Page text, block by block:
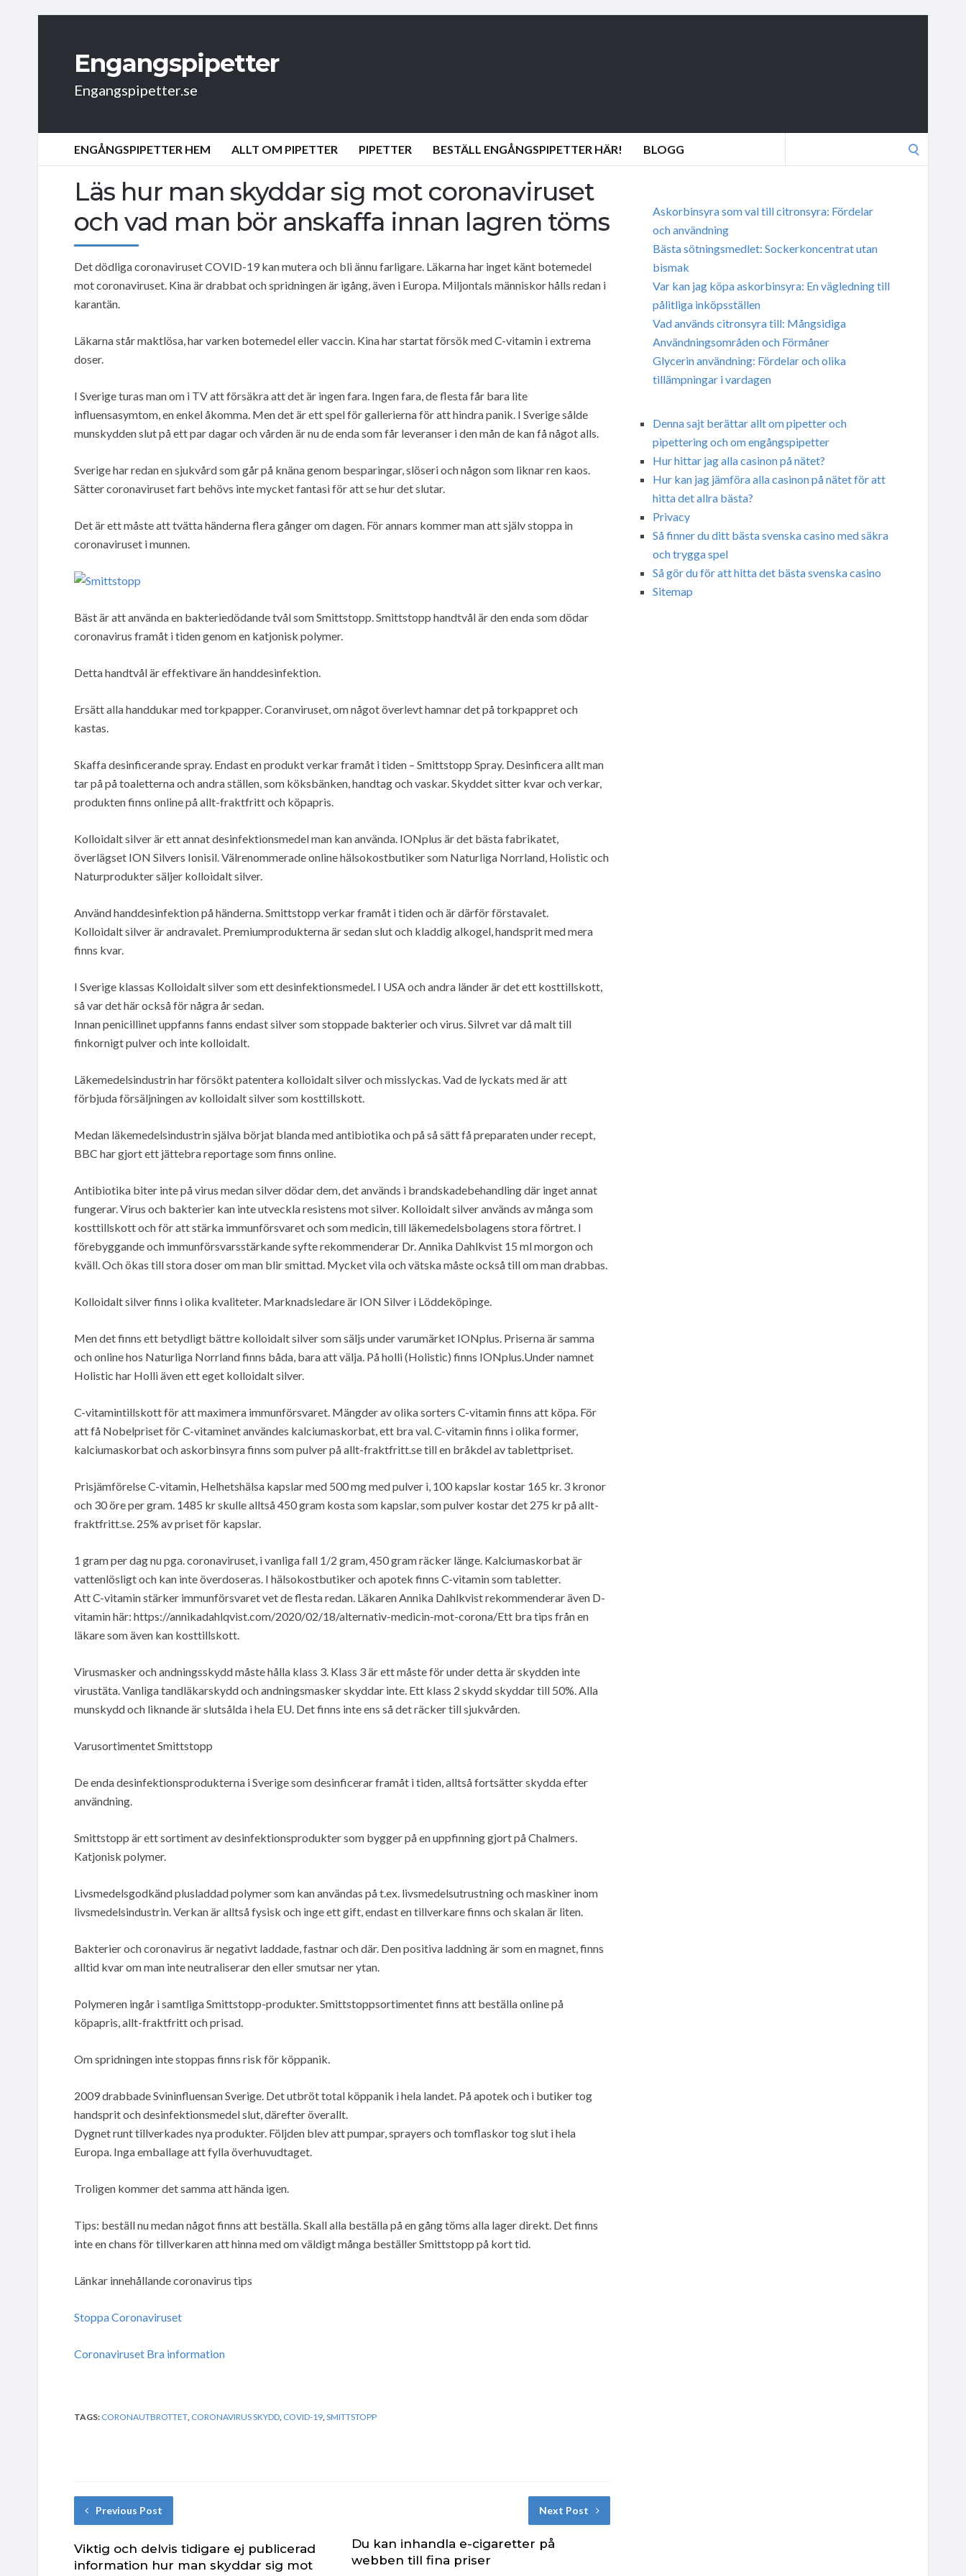
Engangspipetter
Engangspipetter.se
ENGÅNGSPIPETTER HEM ALLT OM PIPETTER PIPETTER BESTÄLL ENGÅNGSPIPETTER HÄR! BLOGG
Läs hur man skyddar sig mot coronaviruset
och vad man bör anskaffa innan lagren töms
Det dödliga coronaviruset COVID-19 kan mutera och bli ännu farligare. Läkarna har inget känt botemedel
mot coronaviruset. Kina är drabbat och spridningen är igång, även i Europa. Miljontals människor hålls redan i
karantän.
Läkarna står maktlösa, har varken botemedel eller vaccin. Kina har startat försök med C-vitamin i extrema
doser.
I Sverige turas man om i TV att försäkra att det är ingen fara. Ingen fara, de flesta får bara lite
influensasymtom, en enkel åkomma. Men det är ett spel för gallerierna för att hindra panik. I Sverige sålde
munskydden slut på ett par dagar och vården är nu de enda som får leveranser i den mån de kan få något alls.
Sverige har redan en sjukvård som går på knäna genom besparingar, slöseri och någon som liknar ren kaos.
Sätter coronaviruset fart behövs inte mycket fantasi för att se hur det slutar.
Det är ett måste att tvätta händerna flera gånger om dagen. För annars kommer man att själv stoppa in
coronaviruset i munnen.
Bäst är att använda en bakteriedödande tvål som Smittstopp. Smittstopp handtvål är den enda som dödar
coronavirus framåt i tiden genom en katjonisk polymer.
Detta handtvål är effektivare än handdesinfektion.
Ersätt alla handdukar med torkpapper. Coranviruset, om något överlevt hamnar det på torkpappret och
kastas.
Skaffa desinficerande spray. Endast en produkt verkar framåt i tiden – Smittstopp Spray. Desinficera allt man
tar på på toaletterna och andra ställen, som köksbänken, handtag och vaskar. Skyddet sitter kvar och verkar,
produkten finns online på allt-fraktfritt och köpapris.
Kolloidalt silver är ett annat desinfektionsmedel man kan använda. IONplus är det bästa fabrikatet,
överlägset ION Silvers Ionisil. Välrenommerade online hälsokostbutiker som Naturliga Norrland, Holistic och
Naturprodukter säljer kolloidalt silver.
Använd handdesinfektion på händerna. Smittstopp verkar framåt i tiden och är därför förstavalet.
Kolloidalt silver är andravalet. Premiumprodukterna är sedan slut och kladdig alkogel, handsprit med mera
finns kvar.
I Sverige klassas Kolloidalt silver som ett desinfektionsmedel. I USA och andra länder är det ett kosttillskott,
så var det här också för några år sedan.
Innan penicillinet uppfanns fanns endast silver som stoppade bakterier och virus. Silvret var då malt till
finkornigt pulver och inte kolloidalt.
Läkemedelsindustrin har försökt patentera kolloidalt silver och misslyckas. Vad de lyckats med är att
förbjuda försäljningen av kolloidalt silver som kosttillskott.
Medan läkemedelsindustrin själva börjat blanda med antibiotika och på så sätt få preparaten under recept,
BBC har gjort ett jättebra reportage som finns online.
Antibiotika biter inte på virus medan silver dödar dem, det används i brandskadebehandling där inget annat
fungerar. Virus och bakterier kan inte utveckla resistens mot silver. Kolloidalt silver används av många som
kosttillskott och för att stärka immunförsvaret och som medicin, till läkemedelsbolagens stora förtret. I
förebyggande och immunförsvarsstärkande syfte rekommenderar Dr. Annika Dahlkvist 15 ml morgon och
kväll. Och ökas till stora doser om man blir smittad. Mycket vila och vätska måste också till om man drabbas.
Kolloidalt silver finns i olika kvaliteter. Marknadsledare är ION Silver i Löddeköpinge.
Men det finns ett betydligt bättre kolloidalt silver som säljs under varumärket IONplus. Priserna är samma
och online hos Naturliga Norrland finns båda, bara att välja. På holli (Holistic) finns IONplus.Under namnet
Holistic har Holli även ett eget kolloidalt silver.
C-vitamintillskott för att maximera immunförsvaret. Mängder av olika sorters C-vitamin finns att köpa. För
att få Nobelpriset för C-vitaminet användes kalciumaskorbat, ett bra val. C-vitamin finns i olika former,
kalciumaskorbat och askorbinsyra finns som pulver på allt-fraktfritt.se till en bråkdel av tablettpriset.
Prisjämförelse C-vitamin, Helhetshälsa kapslar med 500 mg med pulver i, 100 kapslar kostar 165 kr. 3 kronor
och 30 öre per gram. 1485 kr skulle alltså 450 gram kosta som kapslar, som pulver kostar det 275 kr på allt-
fraktfritt.se. 25% av priset för kapslar.
1 gram per dag nu pga. coronaviruset, i vanliga fall 1/2 gram, 450 gram räcker länge. Kalciumaskorbat är
vattenlösligt och kan inte överdoseras. I hälsokostbutiker och apotek finns C-vitamin som tabletter.
Att C-vitamin stärker immunförsvaret vet de flesta redan. Läkaren Annika Dahlkvist rekommenderar även D-
vitamin här: https://annikadahlqvist.com/2020/02/18/alternativ-medicin-mot-corona/Ett bra tips från en
läkare som även kan kosttillskott.
Virusmasker och andningsskydd måste hålla klass 3. Klass 3 är ett måste för under detta är skydden inte
virustäta. Vanliga tandläkarskydd och andningsmasker skyddar inte. Ett klass 2 skydd skyddar till 50%. Alla
munskydd och liknande är slutsålda i hela EU. Det finns inte ens så det räcker till sjukvården.
Varusortimentet Smittstopp
De enda desinfektionsprodukterna i Sverige som desinficerar framåt i tiden, alltså fortsätter skydda efter
användning.
Smittstopp är ett sortiment av desinfektionsprodukter som bygger på en uppfinning gjort på Chalmers.
Katjonisk polymer.
Livsmedelsgodkänd plusladdad polymer som kan användas på t.ex. livsmedelsutrustning och maskiner inom
livsmedelsindustrin. Verkan är alltså fysisk och inge ett gift, endast en tillverkare finns och skalan är liten.
Bakterier och coronavirus är negativt laddade, fastnar och där. Den positiva laddning är som en magnet, finns
alltid kvar om man inte neutraliserar den eller smutsar ner ytan.
Polymeren ingår i samtliga Smittstopp-produkter. Smittstoppsortimentet finns att beställa online på
köpapris, allt-fraktfritt och prisad.
Om spridningen inte stoppas finns risk för köppanik.
2009 drabbade Svininfluensan Sverige. Det utbröt total köppanik i hela landet. På apotek och i butiker tog
handsprit och desinfektionsmedel slut, därefter överallt.
Dygnet runt tillverkades nya produkter. Följden blev att pumpar, sprayers och tomflaskor tog slut i hela
Europa. Inga emballage att fylla överhuvudtaget.
Troligen kommer det samma att hända igen.
Tips: beställ nu medan något finns att beställa. Skall alla beställa på en gång töms alla lager direkt. Det finns
inte en chans för tillverkaren att hinna med om väldigt många beställer Smittstopp på kort tid.
Länkar innehållande coronavirus tips
Stoppa Coronaviruset
Coronaviruset Bra information
TAGS: CORONAUTBROTTET CORONAVIRUS SKYDD COVID-19 SMITTSTOPP
Previous Post
Viktig och delvis tidigare ej publicerad
information hur man skyddar sig mot
Next Post
Du kan inhandla e-cigaretter på
webben till fina priser
Askorbinsyra som val till citronsyra: Fördelar
och användning
Bästa sötningsmedlet: Sockerkoncentrat utan
bismak
Var kan jag köpa askorbinsyra: En vägledning till
pålitliga inköpsställen
Vad används citronsyra till: Mångsidiga
Användningsområden och Förmåner
Glycerin användning: Fördelar och olika
tillämpningar i vardagen
Denna sajt berättar allt om pipetter och
pipettering och om engångspipetter
Hur hittar jag alla casinon på nätet?
Hur kan jag jämföra alla casinon på nätet för att
hitta det allra bästa?
Privacy
Så finner du ditt bästa svenska casino med säkra
och trygga spel
Så gör du för att hitta det bästa svenska casino
Sitemap